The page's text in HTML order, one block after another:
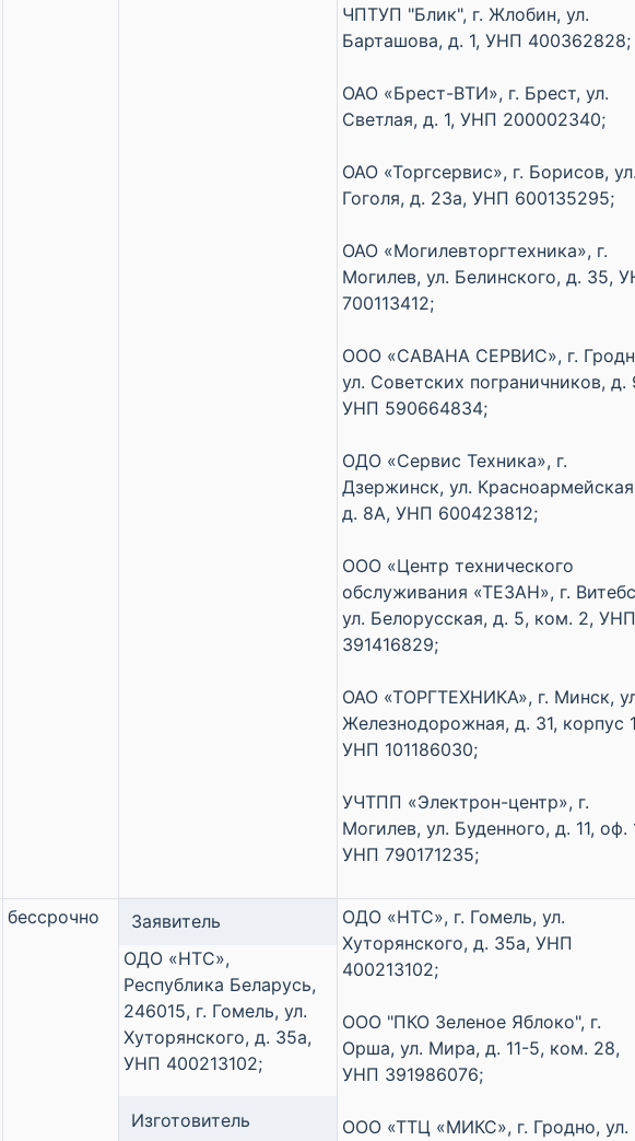
ЧПТУП "Блик", г. Жлобин, ул.
Барташова, д. 1, УНП 400362828;
ОАО «Брест-ВТИ», г. Брест, ул.
Светлая, д. 1, УНП 200002340;
ОАО «Торгсервис», г. Борисов,
Гоголя, д. 23а, УНП 600135295;
ОАО «Могилевторгтехника», г.
Могилев, ул. Белинского, д. 35,
700113412;
ООО «САВАНА СЕРВИС», г.
ул. Советских пограничников, д.
УНП 590664834;
ОДО «Сервис Техника», г.
Дзержинск, ул.
д. 8А, УНП 600423812;
ООО «Центр технического
обслуживания «ТЕЗАН», г.
ул. Белорусская, д. 5, ком. 2,
391416829;
ОАО «ТОРГТЕХНИКА», г. Минск,
Железнодорожная, д. 31, корпус
УНП 101186030;
УЧТПП «Электрон-центр», г.
Могилев, ул. Буденного, д. 11, оф.
УНП 790171235;
бессрочно
Заявитель
ОДО «НТС»,
Республика Беларусь,
246015, г. Гомель, ул.
Хуторянского, д. 35а,
УНП 400213102;
Изготовитель
ОДО «НТС», г. Гомель, ул.
Хуторянского, д. 35а, УНП
400213102;
ООО "ПКО Зеленое Яблоко", г.
Орша, ул. Мира, д. 11-5, ком. 28,
УНП 391986076;
ООО «ТТЦ «МИКС», г. Гродно, ул.